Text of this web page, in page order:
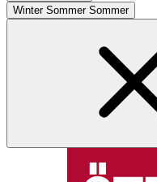
Winter Sommer Sommer